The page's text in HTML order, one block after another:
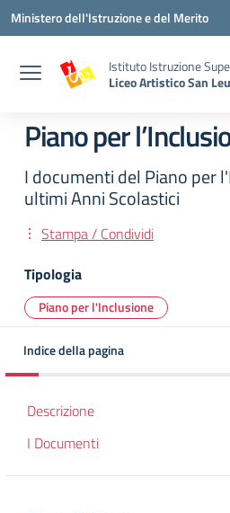
Vai ai contenuti
Vai al menu di navigazione
Vai al footer
Ministero dell'Istruzione e del Merito
Istituto Istruzione
Liceo Artistico San
Piano per
I documenti del Piano per
ultimi Anni Scolastici
Stampa / Condividi
Tipologia
Piano per l'Inclusione
Indice della pagina
Descrizione
I Documenti